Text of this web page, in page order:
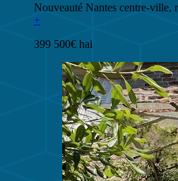
Nouveauté Nantes centre-ville,
+
399 500€ hai